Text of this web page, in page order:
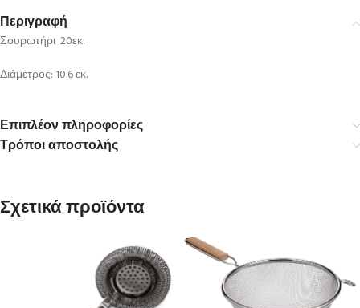
Περιγραφή
Σουρωτήρι 20εκ.
Διάμετρος: 10.6 εκ.
Επιπλέον πληροφορίες
Τρόποι αποστολής
Σχετικά προϊόντα